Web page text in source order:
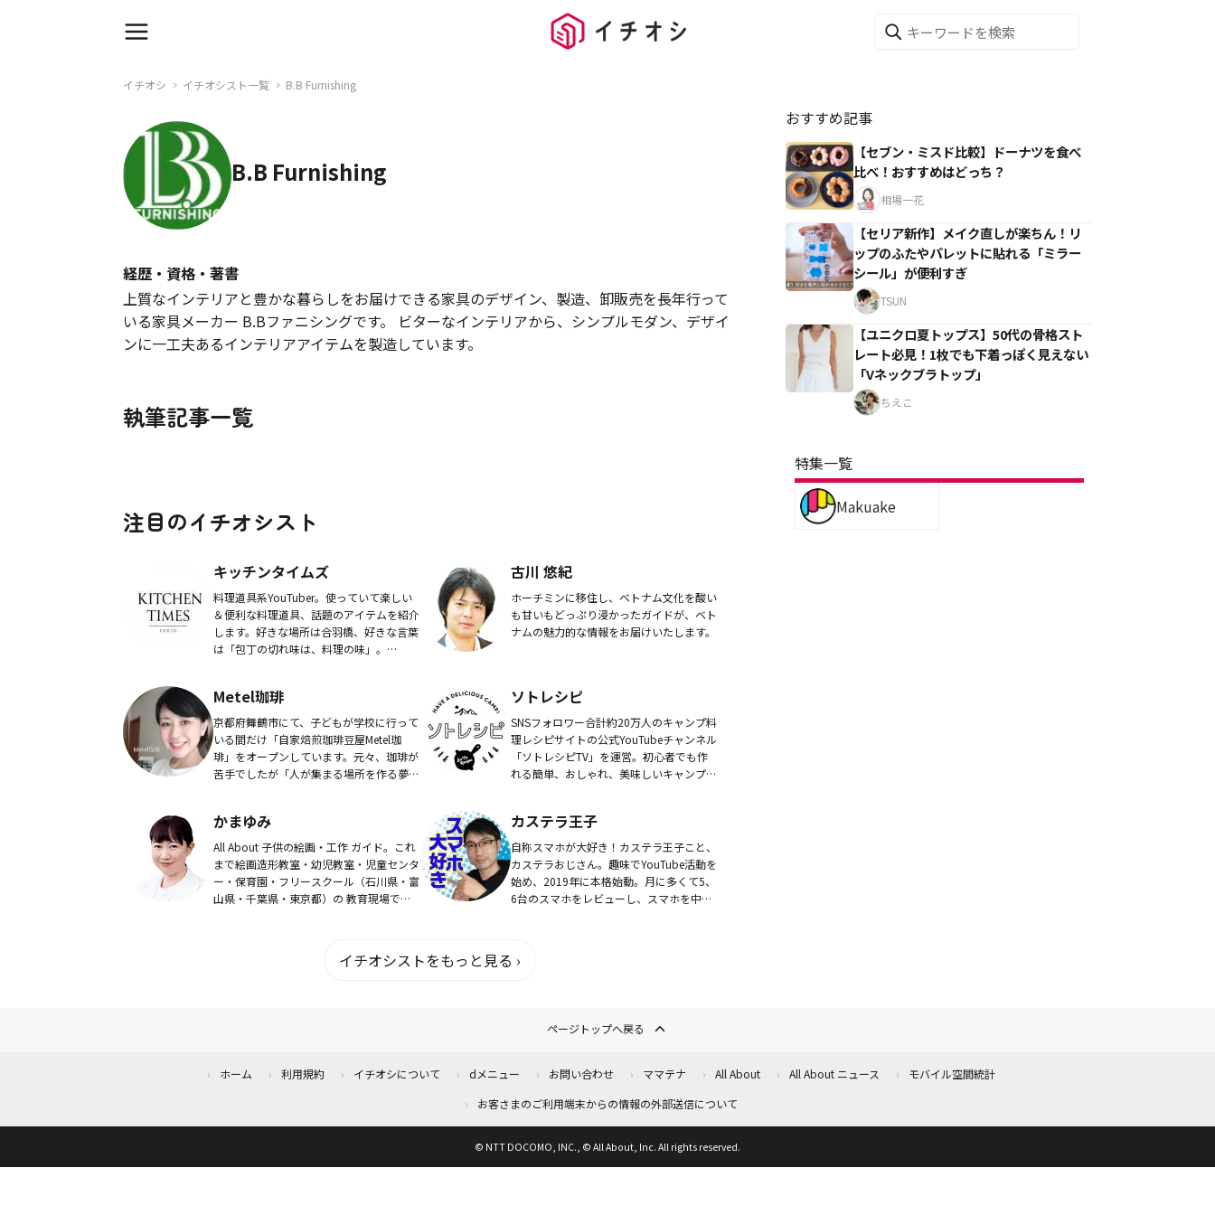
イチオシ イチオシスト一覧 B.B Furnishing
B.B Furnishing
経歴・資格・著書
上質なインテリアと豊かな暮らしをお届けできる家具のデザイン、製造、卸販売を長年行って
いる家具メーカー B.Bファニシングです。 ビターなインテリアから、シンプルモダン、デザイ
ンに一工夫あるインテリアアイテムを製造しています。
執筆記事一覧
注目のイチオシスト
キッチンタイムズ
料理道具系YouTuber。使っていて楽しい
＆便利な料理道具、話題のアイテムを紹介
します。好きな場所は合羽橋、好きな言葉
は「包丁の切れ味は、料理の味」。
古川 悠紀
ホーチミンに移住し、ベトナム文化を酸い
も甘いもどっぷり浸かったガイドが、ベト
ナムの魅力的な情報をお届けいたします。
Metel珈琲
京都府舞鶴市にて、子どもが学校に行って
いる間だけ「自家焙煎珈琲豆屋Metel珈
琲」をオープンしています。元々、珈琲が
苦手でしたが「人が集まる場所を作る夢」
楽しめる珈...
ソトレシピ
SNSフォロワー合計約20万人のキャンプ料
理レシピサイトの公式YouTubeチャンネル
「ソトレシピTV」を運営。初心者でも作
れる簡単、おしゃれ、美味しいキャンプご
に...
かまゆみ
All About 子供の絵画・工作 ガイド。これ
まで絵画造形教室・幼児教室・児童センタ
ー・保育園・フリースクール（石川県・富
山県・千葉県・東京都）の 教育現場で活
カステラ王子
自称スマホが大好き！カステラ王子こと、
カステラおじさん。趣味でYouTube活動を
始め、2019年に本格始動。月に多くて5、
6台のスマホをレビューし、スマホを中心
イチオシストをもっと見る ›
おすすめ記事
【セブン・ミスド比較】ドーナツを食べ
比べ！おすすめはどっち？
相場一花
【セリア新作】メイク直しが楽ちん！リ
ップのふたやパレットに貼れる「ミラー
シール」が便利すぎ
TSUN
【ユニクロ夏トップス】50代の骨格スト
レート必見！1枚でも下着っぽく見えない
「Vネックブラトップ」
ちえこ
特集一覧
Makuake
ページトップへ戻る
ホーム 利用規約 イチオシについて dメニュー お問い合わせ ママテナ All About All About ニュース
モバイル空間統計
お客さまのご利用端末からの情報の外部送信について
© NTT DOCOMO, INC., © All About, Inc. All rights reserved.